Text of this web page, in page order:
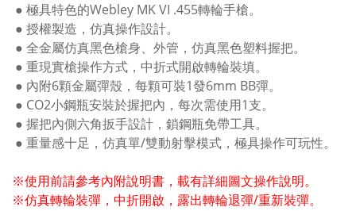
● 極具特色的Webley MK VI .455轉輪手槍。
● 授權製造，仿真操作設計。
● 全金屬仿真黑色槍身、外管，仿真黑色塑料握把。
● 重現實槍操作方式，中折式開啟轉輪裝填。
● 內附6顆金屬彈殼，每顆可裝1發6mm BB彈。
● CO2小鋼瓶安裝於握把內，每次需使用1支。
● 握把內側六角扳手設計，鎖鋼瓶免帶工具。
● 重量感十足，仿真單/雙動射擊模式，極具操作可玩性。
※使用前請參考內附說明書，載有詳細圖文操作說明。
※仿真轉輪裝彈，中折開啟，露出轉輪退彈/重新裝彈。